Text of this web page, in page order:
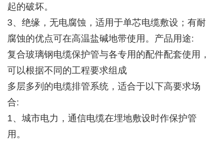
起的破坏。
3、绝缘，无电腐蚀，适用于单芯电缆敷设；有耐
腐蚀的优点可在高温盐碱地带使用。产品用途:
复合玻璃钢电缆保护管与各专用的配件配套使用，
可以根据不同的工程要求组成
多层多列的电缆排管系统，适合于以下高要求场
合:
1、城市电力，通信电缆在埋地敷设时作保护管
用。